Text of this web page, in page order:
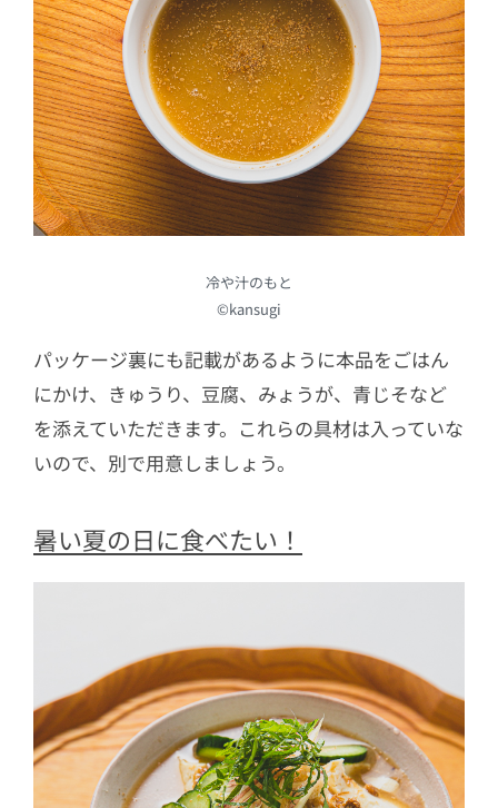
冷や汁のもと
©kansugi
パッケージ裏にも記載があるように本品をごはん
にかけ、きゅうり、豆腐、みょうが、青じそなど
を添えていただきます。これらの具材は入っていな
いので、別で用意しましょう。
暑い夏の日に食べたい！